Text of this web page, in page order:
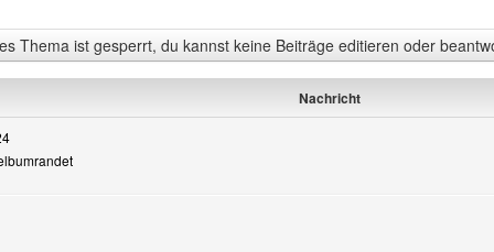
Thema ist gesperrt, du kannst keine Beiträge editieren oder
Nachricht